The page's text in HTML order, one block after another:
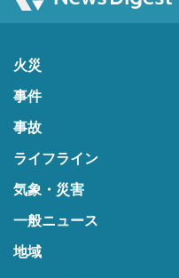
火災
事件
事故
ライフライン
気象・災害
一般ニュース
地域